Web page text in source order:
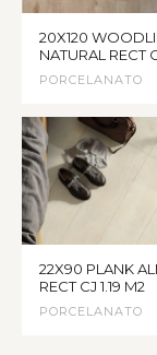
20X120
NATURAL RECT
PORCELANATO
22X90 PLANK
RECT CJ 1.19 M2
PORCELANATO